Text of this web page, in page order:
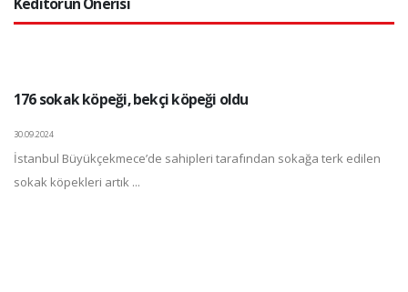
176 sokak köpeği, bekçi köpeği oldu
30.09.2024
İstanbul Büyükçekmece’de sahipleri tarafından sokağa terk edilen
sokak köpekleri artık ...